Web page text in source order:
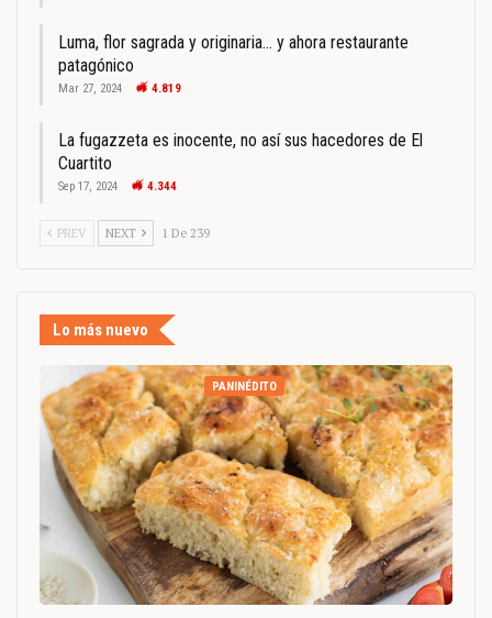
Luma, flor sagrada y originaria… y ahora restaurante
patagónico
Mar 27, 2024 4.819
La fugazzeta es inocente, no así sus hacedores de El
Cuartito
Sep 17, 2024 4.344
PREV NEXT 1 De 239
Lo más nuevo
PANINÉDITO